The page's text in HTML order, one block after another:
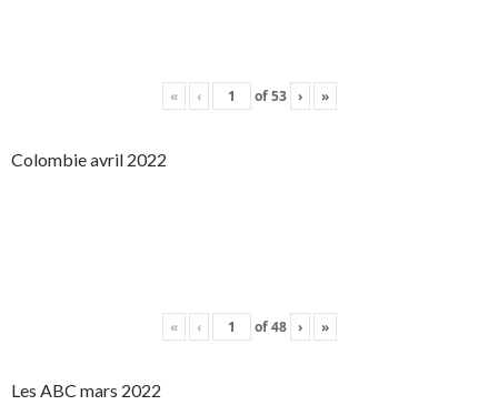
« ‹ of53 › »
Colombie avril 2022
« ‹ of48 › »
Les ABC mars 2022